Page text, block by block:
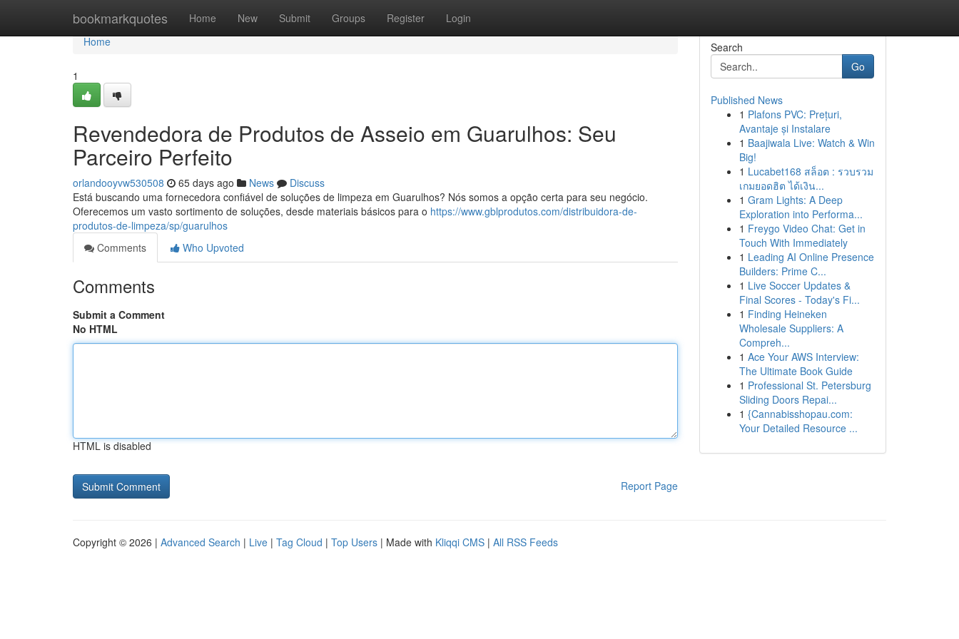
bookmarkquotes Home New Submit Groups Register Login
Home
Home
1
Revendedora de Produtos de Asseio em Guarulhos: Seu
Parceiro Perfeito
orlandooyvw530508 65 days ago News
Discuss
Está buscando uma fornecedora confiável de soluções de limpeza em Guarulhos? Nós somos a opção certa para seu negócio.
Oferecemos um vasto sortimento de soluções, desde materiais básicos para o https://www.gblprodutos.com/distribuidora-de-
produtos-de-limpeza/sp/guarulhos
Comments
Who Upvoted
Comments
Submit a Comment
No HTML
HTML is disabled
Report Page
Search
Go
Published News
1 Plafons PVC: Prețuri,
Avantaje și Instalare
1 Baajiwala Live: Watch & Win
Big!
1 Lucabet168 สล็อต : รวบรวม
เกมยอดฮิต ได้เงิน...
1 Gram Lights: A Deep
Exploration into Performa...
1 Freygo Video Chat: Get in
Touch With Immediately
1 Leading AI Online Presence
Builders: Prime C...
1 Live Soccer Updates &
Final Scores - Today's Fi...
1 Finding Heineken
Wholesale Suppliers: A
Compreh...
1 Ace Your AWS Interview:
The Ultimate Book Guide
1 Professional St. Petersburg
Sliding Doors Repai...
1 {Cannabisshopau.com:
Your Detailed Resource ...
Copyright © 2026 | Advanced Search | Live | Tag Cloud | Top Users | Made with Kliqqi CMS | All RSS Feeds